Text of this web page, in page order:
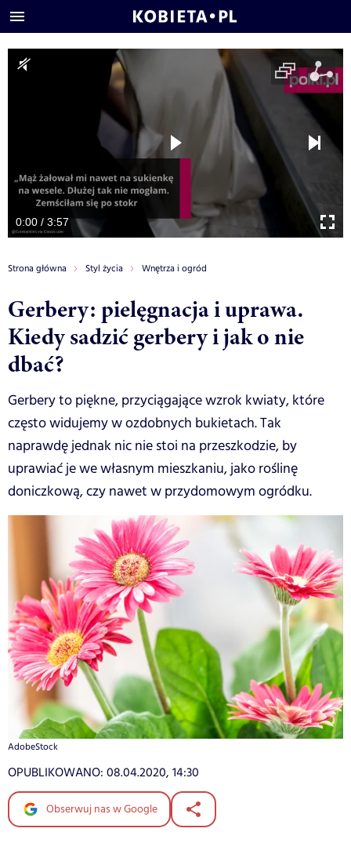
0:00 / 3:57
Strona główna Styl życia Wnętrza i ogród
Gerbery: pielęgnacja i uprawa.
Kiedy sadzić gerbery i jak o nie
dbać?
Gerbery to piękne, przyciągające wzrok kwiaty, które
często widujemy w ozdobnych bukietach. Tak
naprawdę jednak nic nie stoi na przeszkodzie, by
uprawiać je we własnym mieszkaniu, jako roślinę
doniczkową, czy nawet w przydomowym ogródku.
AdobeStock
OPUBLIKOWANO: 08.04.2020, 14:30
Obserwuj nas w Google